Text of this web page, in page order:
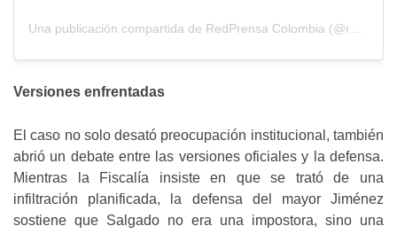
Versiones enfrentadas
El caso no solo desató preocupación institucional, también
abrió un debate entre las versiones oficiales y la defensa.
Mientras la Fiscalía insiste en que se trató de una
infiltración planificada, la defensa del mayor Jiménez
sostiene que Salgado no era una impostora, sino una